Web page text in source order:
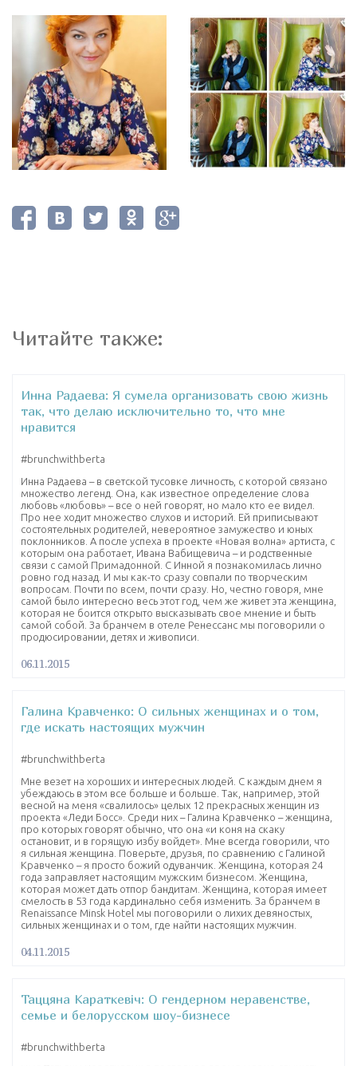
Читайте также:
Инна Радаева: Я сумела организовать свою жизнь
так, что делаю исключительно то, что мне
нравится
‪#‎brunchwithberta‬
Инна Радаева – в светской тусовке личность, с которой связано
множество легенд. Она, как известное определение слова
любовь «любовь» – все о ней говорят, но мало кто ее видел.
Про нее ходит множество слухов и историй. Ей приписывают
состоятельных родителей, невероятное замужество и юных
поклонников. А после успеха в проекте «Новая волна» артиста, с
которым она работает, Ивана Вабищевича – и родственные
связи с самой Примадонной. С Инной я познакомилась лично
ровно год назад. И мы как-то сразу совпали по творческим
вопросам. Почти по всем, почти сразу. Но, честно говоря, мне
самой было интересно весь этот год, чем же живет эта женщина,
которая не боится открыто высказывать свое мнение и быть
самой собой. За бранчем в отеле Ренессанс мы поговорили о
продюсировании, детях и живописи.
06.11.2015
Галина Кравченко: О сильных женщинах и о том,
где искать настоящих мужчин
‪#‎brunchwithberta‬
Мне везет на хороших и интересных людей. С каждым днем я
убеждаюсь в этом все больше и больше. Так, например, этой
весной на меня «свалилось» целых 12 прекрасных женщин из
проекта «Леди Босс». Среди них – Галина Кравченко – женщина,
про которых говорят обычно, что она «и коня на скаку
остановит, и в горящую избу войдет». Мне всегда говорили, что
я сильная женщина. Поверьте, друзья, по сравнению с Галиной
Кравченко – я просто божий одуванчик. Женщина, которая 24
года заправляет настоящим мужским бизнесом. Женщина,
которая может дать отпор бандитам. Женщина, которая имеет
смелость в 53 года кардинально себя изменить. За бранчем в
Renaissance Minsk Hotel мы поговорили о лихих девяностых,
сильных женщинах и о том, где найти настоящих мужчин.
04.11.2015
Таццяна Караткевiч: О гендерном неравенстве,
семье и белорусском шоу-бизнесе
‪#‎brunchwithberta‬